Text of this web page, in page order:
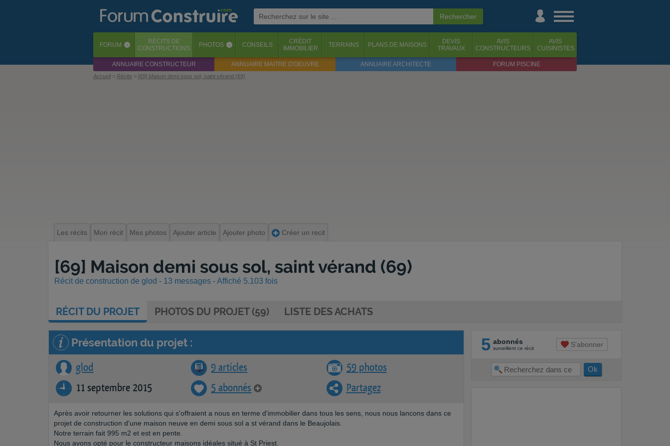
FORUM ‹ RÉCITS DE
CONSTRUCTIONS
PHOTOS ‹ CONSEILS
CRÉDIT
IMMOBILIER
TERRAINS PLANS DE MAISONS
DEVIS
TRAVAUX
AVIS
CONSTRUCTEURS
AVIS
CUISINISTES
ANNUAIRE CONSTRUCTEUR ANNUAIRE MAITRE D'OEUVRE ANNUAIRE ARCHITECTE FORUM PISCINE
Accueil Récits [69] Maison demi sous sol, saint vérand (69)
Les récits Mon récit Mes photos Ajouter article Ajouter photo Créer un recit
[69] Maison demi sous sol, saint vérand (69)
Récit de construction de glod - 13 messages - Affiché 5.103 fois
RÉCITDU PROJET PHOTOS DU PROJET (59) LISTE DES ACHATS
Présentation du projet :
glod 9 articles
59 photos
11 septembre 2015
5 abonnés Partagez
Après avoir retourner les solutions qui s'offraient a nous en terme d'immobilier dans tous les sens, nous nous lancons dans ce
projet de construction d'une maison neuve en demi sous sol a st vérand dans le Beaujolais.
Notre terrain fait 995 m2 et est en pente.
Nous avons opté pour le constructeur maisons idéales situé à St Priest.
5 abonnés
surveillent ce récit S'abonner